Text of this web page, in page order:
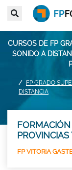
CURSOS DE FP
SONIDO A
FP GRADO
DISTANCIA
FP VITORIA